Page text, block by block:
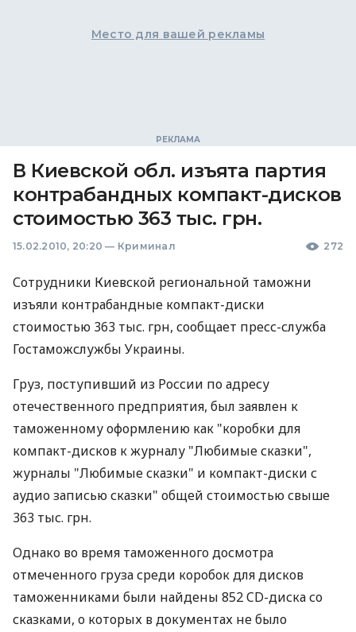
Место для вашей рекламы
В Киевской обл. изъята партия
контрабандных компакт-дисков
стоимостью 363 тыс. грн.
15.02.2010, 20:20 — Криминал 272
Сотрудники Киевской региональной таможни
изъяли контрабандные компакт-диски
стоимостью 363 тыс. грн, сообщает пресс-служба
Гостаможслужбы Украины.
Груз, поступивший из России по адресу
отечественного предприятия, был заявлен к
таможенному оформлению как "коробки для
компакт-дисков к журналу "Любимые сказки",
журналы "Любимые сказки" и компакт-диски с
аудио записью сказки" общей стоимостью свыше
363 тыс. грн.
Однако во время таможенного досмотра
отмеченного груза среди коробок для дисков
таможенниками были найдены 852 CD-диска со
сказками, о которых в документах не было